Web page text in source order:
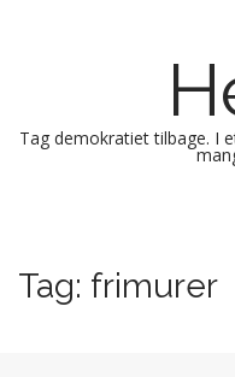
Tag demokratiet tilbage. I
i
n
p
Tag: frimurer